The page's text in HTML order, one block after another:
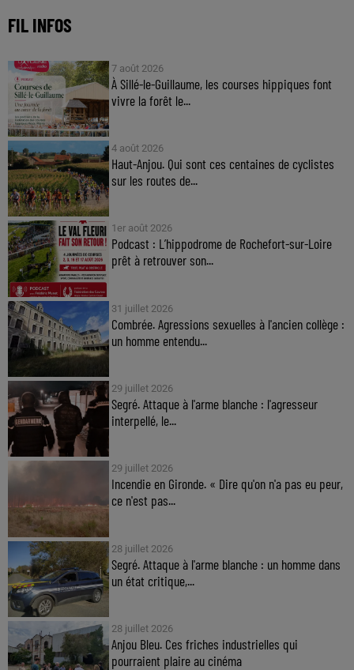
FIL INFOS
7 août 2026
À Sillé-le-Guillaume, les courses hippiques font
vivre la forêt le...
4 août 2026
Haut-Anjou. Qui sont ces centaines de cyclistes
sur les routes de...
1er août 2026
Podcast : L’hippodrome de Rochefort-sur-Loire
prêt à retrouver son...
31 juillet 2026
Combrée. Agressions sexuelles à l'ancien collège :
un homme entendu...
29 juillet 2026
Segré. Attaque à l'arme blanche : l'agresseur
interpellé, le...
29 juillet 2026
Incendie en Gironde. « Dire qu'on n'a pas eu peur,
ce n'est pas...
28 juillet 2026
Segré. Attaque à l'arme blanche : un homme dans
un état critique,...
28 juillet 2026
Anjou Bleu. Ces friches industrielles qui
pourraient plaire au cinéma